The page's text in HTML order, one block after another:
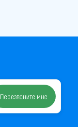
Перезвоните мне